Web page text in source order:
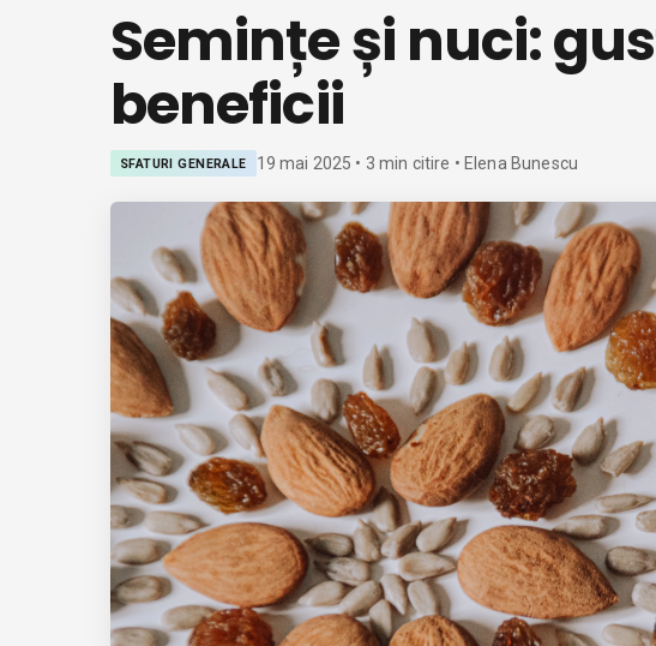
Semințe și nuci:
beneficii
SFATURI GENERALE 19 mai 2025 • 3 min citire • Elena Bunescu